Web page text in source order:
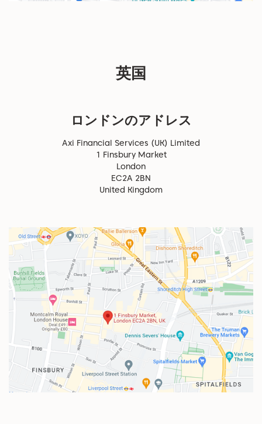
英国
ロンドンのアドレス
Axi Financial Services (UK) Limited
1 Finsbury Market
London
EC2A 2BN
United Kingdom